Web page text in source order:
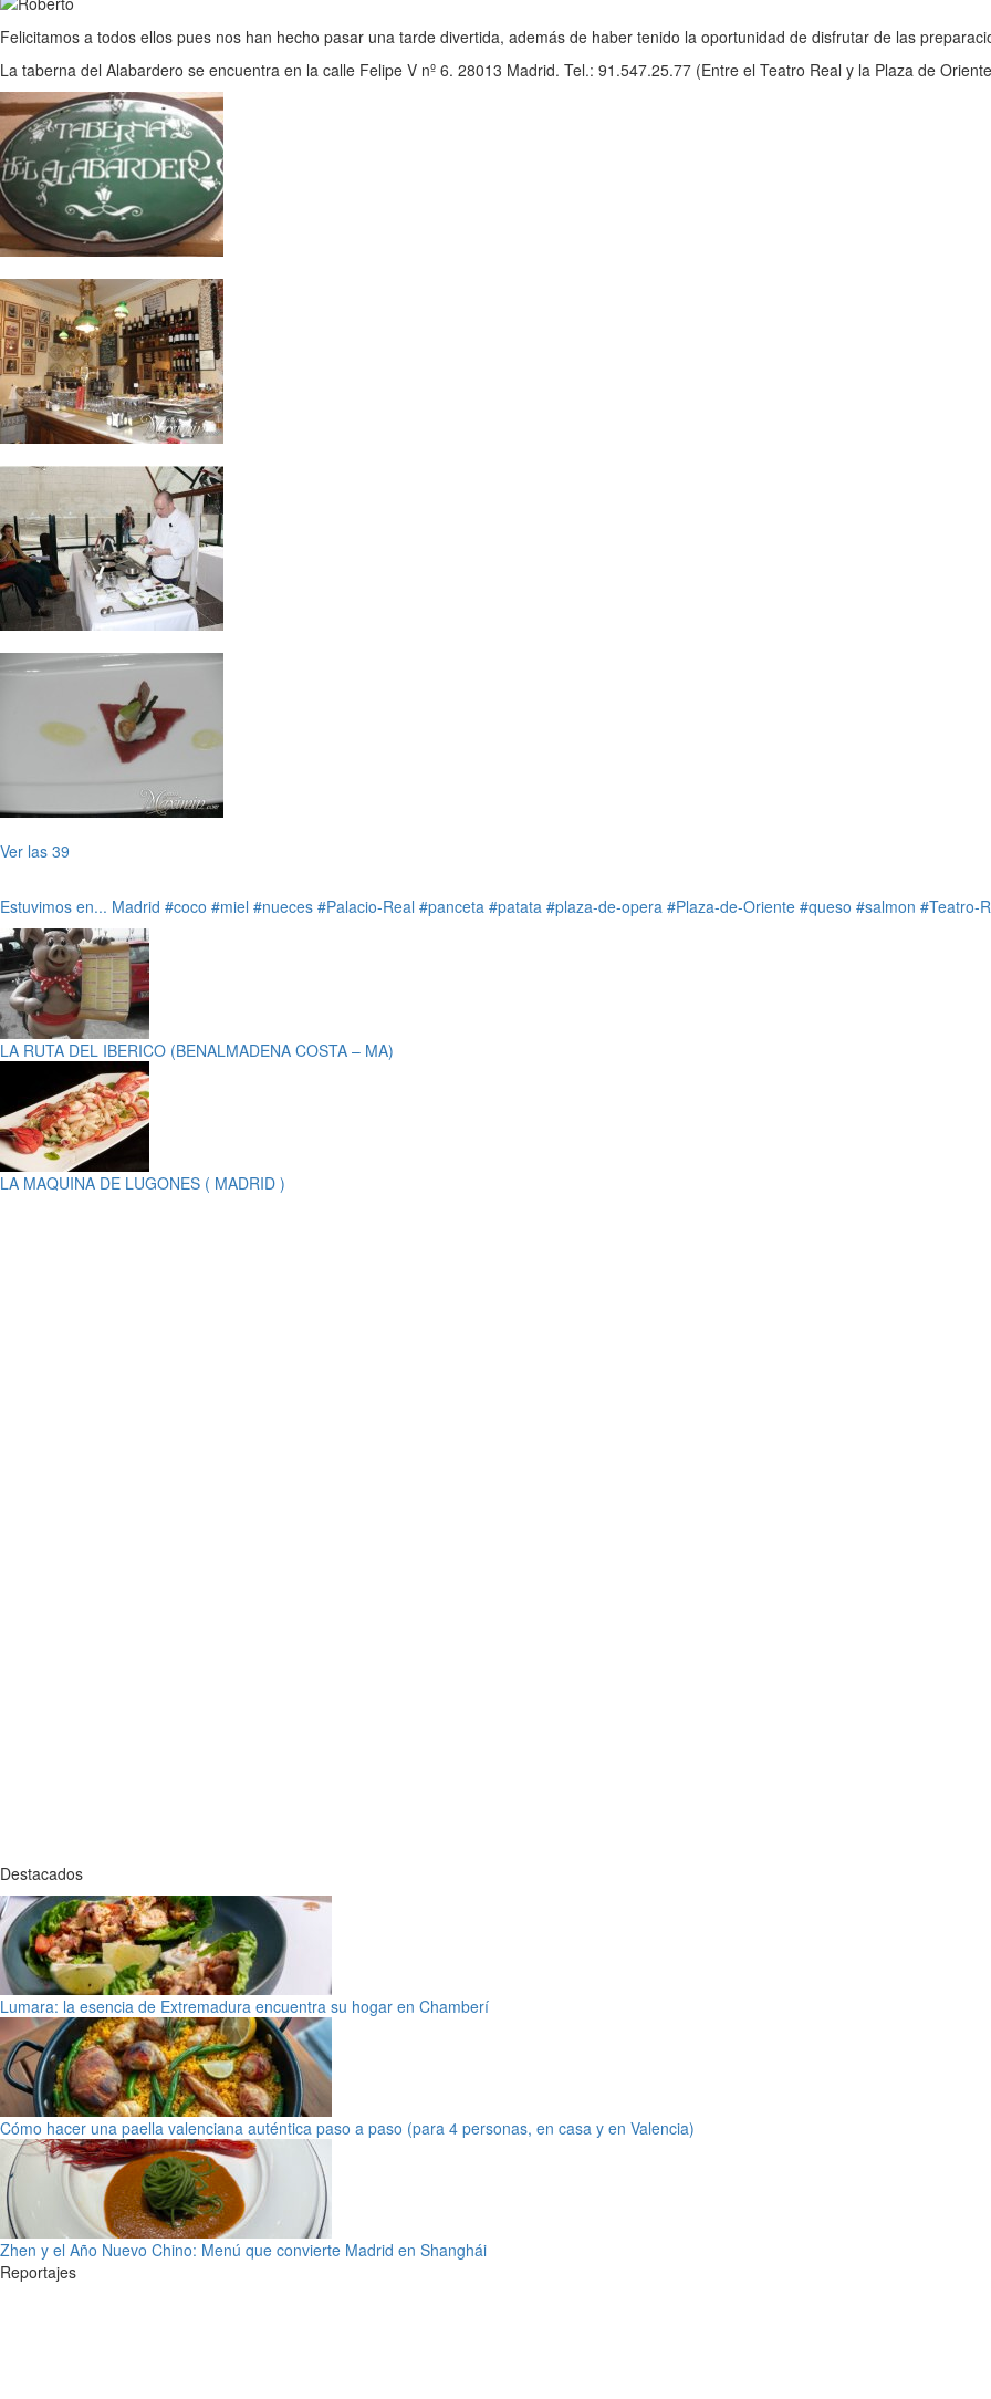
Felicitamos a todos ellos pues nos han hecho pasar una tarde divertida, además de haber tenido la oportunidad de disfrutar de las
La taberna del Alabardero se encuentra en la calle Felipe V nº 6. 28013 Madrid. Tel.: 91.547.25.77 (Entre el Teatro Real y la Plaza de
Ver las 39
Estuvimos en... Madrid #coco #miel #nueces #Palacio-Real #panceta #patata #plaza-de-opera #Plaza-de-Oriente #queso #salmon #Teatro-
LA RUTA DEL IBERICO (BENALMADENA COSTA – MA)
LA MAQUINA DE LUGONES ( MADRID )
Destacados
Lumara: la esencia de Extremadura encuentra su hogar en Chamberí
Cómo hacer una paella valenciana auténtica paso a paso (para 4 personas, en casa y en Valencia)
Zhen y el Año Nuevo Chino: Menú que convierte Madrid en Shanghái
Reportajes